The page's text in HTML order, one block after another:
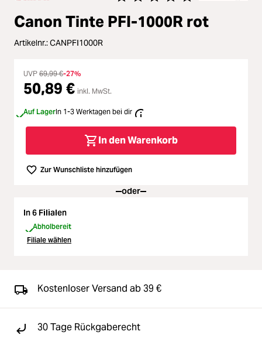
Bildbearbeitung
Second Hand
SALE
Durchschnittliche Bewertung von
Canon Tinte PFI-1000R rot
Artikelnr.:CANPFI1000R
UVP 69,99 €-27%
50,89 € inkl. MwSt.
Auf LagerIn 1-3 Werktagen bei dir
In den Warenkorb
Zur Wunschliste hinzufügen
oder
In 6 Filialen
Abholbereit
Filiale wählen
Kostenloser Versand ab 39 €
30 Tage Rückgaberecht